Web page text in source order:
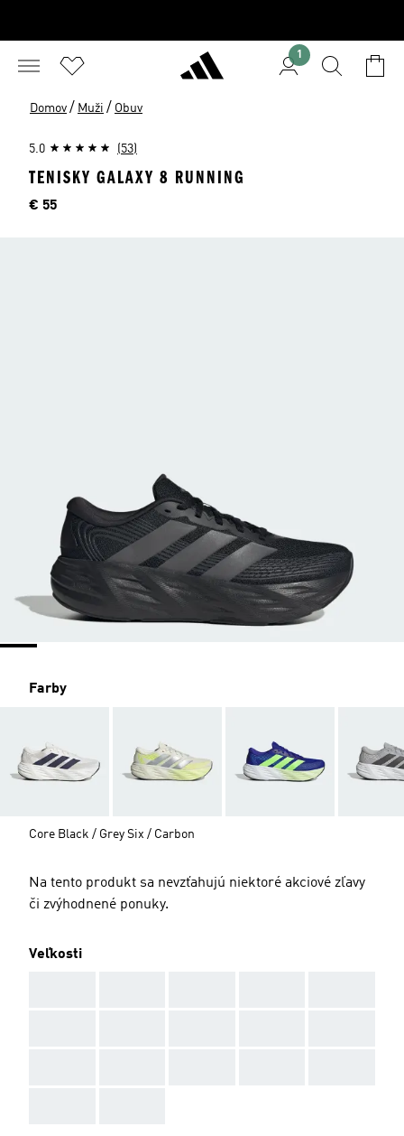
1
Domov / Muži / Obuv
5.0 (53)
TENISKY GALAXY 8 RUNNING
Cena
€ 55
Farby
Core Black / Grey Six / Carbon
Na tento produkt sa nevzťahujú niektoré akciové zľavy
či zvýhodnené ponuky.
Veľkosti